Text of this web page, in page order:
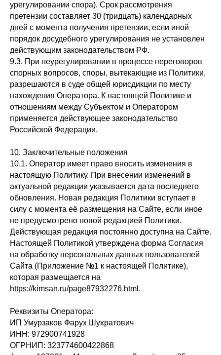
урегулировании спора). Срок рассмотрения
претензии составляет 30 (тридцать) календарных
дней с момента получения претензии, если иной
порядок досудебного урегулирования не установлен
действующим законодательством РФ.
9.3. При неурегулировании в процессе переговоров
спорных вопросов, споры, вытекающие из Политики,
разрешаются в суде общей юрисдикции по месту
нахождения Оператора. К настоящей Политике и
отношениям между Субъектом и Оператором
применяется действующее законодательство
Российской Федерации.
10. Заключительные положения
10.1. Оператор имеет право вносить изменения в
настоящую Политику. При внесении изменений в
актуальной редакции указывается дата последнего
обновления. Новая редакция Политики вступает в
силу с момента её размещения на Сайте, если иное
не предусмотрено новой редакцией Политики.
Действующая редакция постоянно доступна на Сайте.
Настоящей Политикой утверждена форма Согласия
на обработку персональных данных пользователей
Сайта (Приложение №1 к настоящей Политике),
которая размещается на
https://kimsan.ru/page87932276.html.
Реквизиты Оператора:
ИП Умурзаков Фарух Шухратович
ИНН: 972900741928
ОГРНИП: 323774600422868